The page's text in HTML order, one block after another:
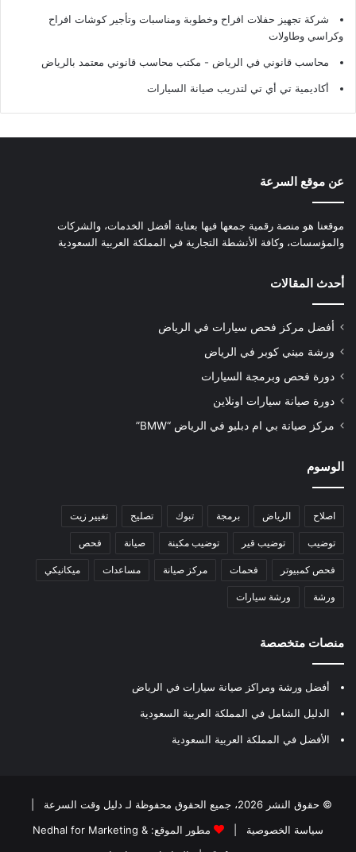
شركة تجهيز حفلات افراح وخطوبة ومناسبات وتأجير كوشات افراح
وكراسي وطاولات
محاسب قانوني في الرياض - مكتب محاسب قانوني معتمد بالرياض
أكاديمية تي أي تي لتدريب صيانة السيارات
عن موقع السرعة
موقعنا هو منصة رقمية جمعها فيها بعناية أفضل الخدمات، والشركات
والمؤسسات، وكافة الأنشطة التجارية في المملكة العربية السعودية
أحدث المقالات
أفضل مركز فحص سيارات في الرياض
ورشة ميني كوبر في الرياض
دورة فحص وبرمجة السيارات
دورة صيانة سيارات اونلاين
مركز صيانة بي ام دبليو في الرياض “BMW”
الوسوم
اصلاح الرياض برمجة تبوك تصليح تغيير زيت
توضيب توضيب قير توضيب مكينة صيانة فحص
فحص كمبيوتر فحمات مركز صيانة مساعدات ميكانيكي
ورشة ورشة سيارات
منصات متخصصة
أفضل ورشة ومراكز صيانة سيارات في الرياض
الدليل الشامل في المملكة العربية السعودية
الأفضل في المملكة العربية السعودية
© حقوق النشر 2026، جميع الحقوق محفوظة لـ دليل وقت السرعة
سياسة الخصوصية
مطور الموقع: Nedhal for Marketing &